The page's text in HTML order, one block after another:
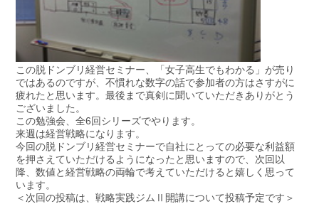
この脱ドンブリ経営セミナー、「女子高生でもわかる」が売り
ではあるのですが、不慣れな数字の話で参加者の方はさすがに
疲れたと思います。最後まで真剣に聞いていただきありがとう
ございました。
この勉強会、全6回シリーズでやります。
来週は経営戦略になります。
今回の脱ドンブリ経営セミナーで自社にとっての必要な利益額
を押さえていただけるようになったと思いますので、次回以
降、数値と経営戦略の両輪で考えていただけると嬉しく思って
います。
＜次回の投稿は、戦略実践ジムⅡ開講について投稿予定です＞